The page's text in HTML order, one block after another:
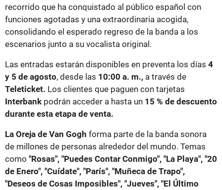
recorrido que ha conquistado al público español con
funciones agotadas y una extraordinaria acogida,
consolidando el esperado regreso de la banda a los
escenarios junto a su vocalista original.
Las entradas estarán disponibles en preventa los días 4
y 5 de agosto, desde las 10:00 a. m., a través de
Teleticket. Los clientes que paguen con tarjetas
Interbank podrán acceder a hasta un 15 % de descuento
durante esta etapa de venta.
La Oreja de Van Gogh forma parte de la banda sonora
de millones de personas alrededor del mundo. Temas
como "Rosas", "Puedes Contar Conmigo", "La Playa", "20
de Enero", "Cuídate", "París", "Muñeca de Trapo",
"Deseos de Cosas Imposibles", "Jueves", "El Último